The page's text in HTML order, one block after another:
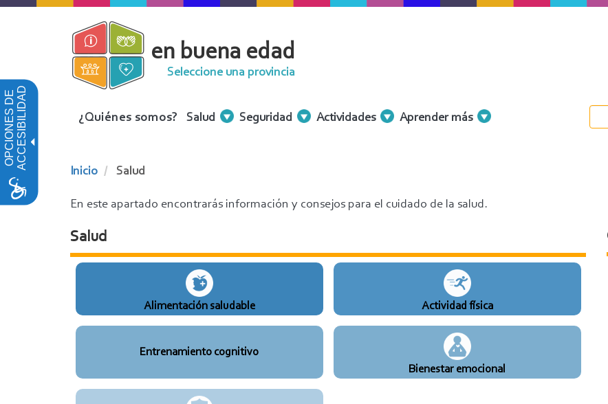
OPCIONES DEACCESIBILIDAD
Pasar
en buena edad
Seleccione una provincia
Menu
¿Quiénes somos? Salud Seguridad Actividades Aprender más
Inicio Salud
En este apartado encontrarás información y consejos para el cuidado de la salud.
Salud
Alimentación saludable Actividad física
Entrenamiento cognitivo
Bienestar emocional